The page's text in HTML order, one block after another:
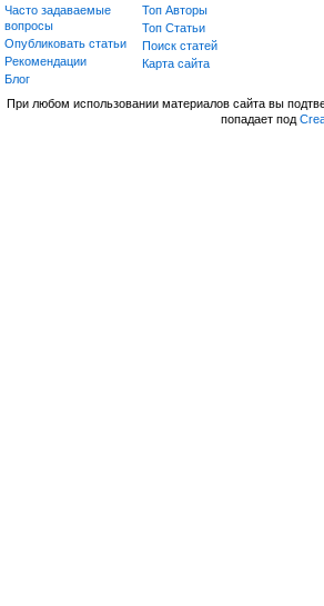
Часто задаваемые
вопросы
Опубликовать статьи
Рекомендации
Блог
Топ Авторы
Топ Статьи
Поиск статей
Карта сайта
При любом использовании материалов сайта вы
попадает под